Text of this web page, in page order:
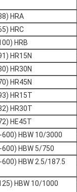
HRA
HRC
HRB
HR15N
HR30N
HR45N
HR15T
HR30T
HE45T
HBW 10/3000
HBW 5/750
HBW 2.5/187.5
HBW 10/1000